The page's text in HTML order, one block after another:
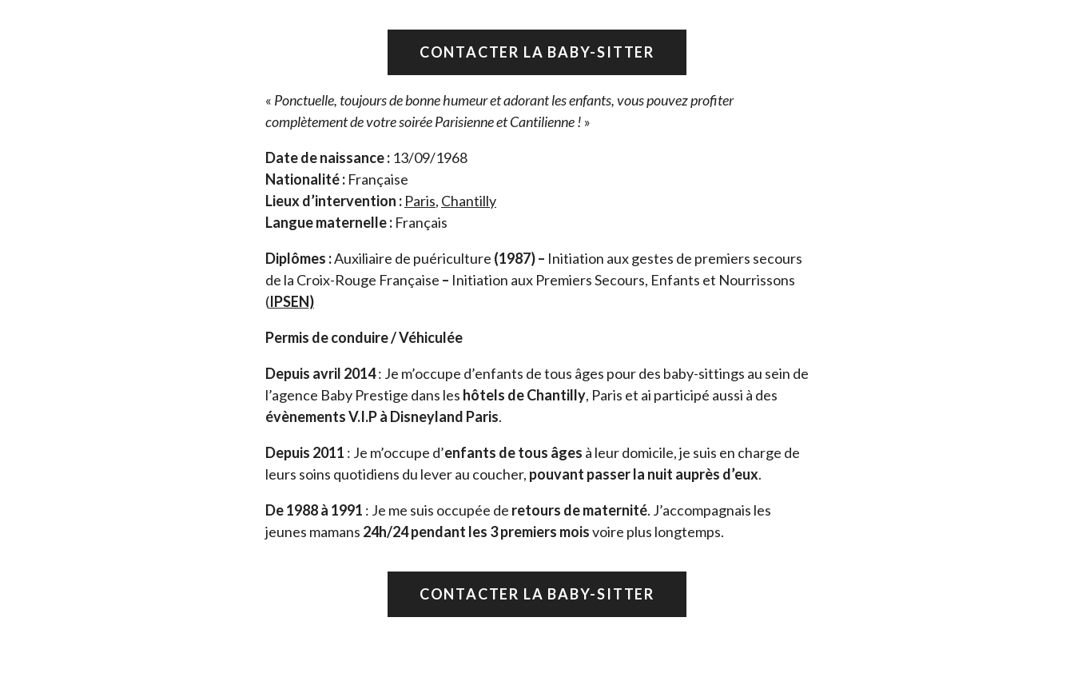
CONTACTER LA BABY-SITTER
« Ponctuelle, toujours de bonne humeur et adorant les enfants, vous pouvez profiter
complètement de votre soirée Parisienne et Cantilienne ! »
Date de naissance : 13/09/1968
Nationalité : Française
Lieux d’intervention : Paris, Chantilly
Langue maternelle : Français
Diplômes :Auxiliaire de puériculture (1987) – Initiation aux gestes de premiers secours
de la Croix-Rouge Française – Initiation aux Premiers Secours, Enfants et Nourrissons
(IPSEN)
Permis de conduire / Véhiculée
Depuis avril 2014: Je m’occupe d’enfants de tous âges pour des baby-sittings au sein de
l’agence Baby Prestige dans les hôtels de Chantilly, Paris et ai participé aussi à des
évènements V.I.P à Disneyland Paris.
Depuis 2011 : Je m’occupe d’enfants de tous âges à leur domicile, je suis en charge de
leurs soins quotidiens du lever au coucher, pouvant passer la nuit auprès d’eux.
De 1988 à 1991 : Je me suis occupée de retours de maternité. J’accompagnais les
jeunes mamans 24h/24 pendant les 3 premiers moisvoire plus longtemps.
CONTACTER LA BABY-SITTER